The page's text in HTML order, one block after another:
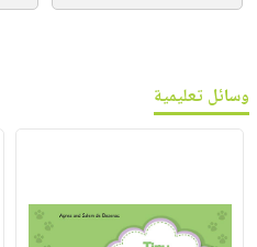
وسائل تعليمية